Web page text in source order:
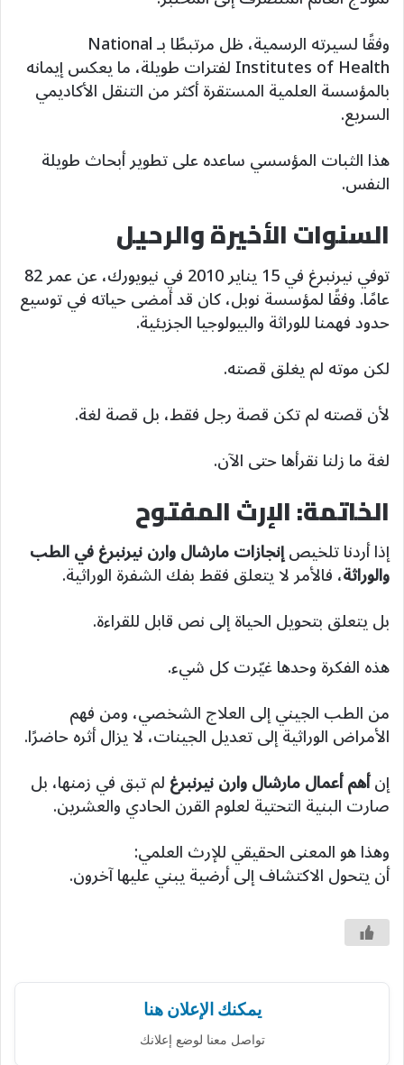
وفقًا لسيرته الرسمية، ظل مرتبطًا بـ National
Institutes of Health لفترات طويلة، ما يعكس إيمانه
بالمؤسسة العلمية المستقرة أكثر من التنقل الأكاديمي
السريع.
هذا الثبات المؤسسي ساعده على تطوير أبحاث طويلة
النفس.
السنوات الأخيرة والرحيل
توفي نيرنبرغ في 15 يناير 2010 في نيويورك، عن عمر 82
عامًا. وفقًا لمؤسسة نوبل، كان قد أمضى حياته في توسيع
حدود فهمنا للوراثة والبيولوجيا الجزيئية.
لكن موته لم يغلق قصته.
لأن قصته لم تكن قصة رجل فقط، بل قصة لغة.
لغة ما زلنا نقرأها حتى الآن.
الخاتمة: الإرث المفتوح
إذا أردنا تلخيصإنجازات مارشال وارن نيرنبرغ في الطب
والوراثة، فالأمر لا يتعلق فقط بفك الشفرة الوراثية.
بل يتعلق بتحويل الحياة إلى نص قابل للقراءة.
هذه الفكرة وحدها غيّرت كل شيء.
من الطب الجيني إلى العلاج الشخصي، ومن فهم
الأمراض الوراثية إلى تعديل الجينات، لا يزال أثره حاضرًا.
إنأهم أعمال مارشال وارن نيرنبرغلم تبق في زمنها، بل
صارت البنية التحتية لعلوم القرن الحادي والعشرين.
وهذا هو المعنى الحقيقي للإرث العلمي:
أن يتحول الاكتشاف إلى أرضية يبني عليها آخرون.
يمكنك الإعلان هنا
تواصل معنا لوضع إعلانك